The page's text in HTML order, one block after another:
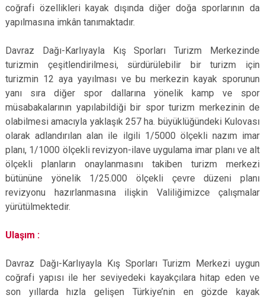
coğrafi özellikleri kayak dışında diğer doğa sporlarının da
yapılmasına imkân tanımaktadır.
Davraz Dağı-Karlıyayla Kış Sporları Turizm Merkezinde
turizmin çeşitlendirilmesi, sürdürülebilir bir turizm için
turizmin 12 aya yayılması ve bu merkezin kayak sporunun
yanı sıra diğer spor dallarına yönelik kamp ve spor
müsabakalarının yapılabildiği bir spor turizm merkezinin de
olabilmesi amacıyla yaklaşık 257 ha. büyüklüğündeki Kulovası
olarak adlandırılan alan ile ilgili 1/5000 ölçekli nazım imar
planı, 1/1000 ölçekli revizyon-ilave uygulama imar planı ve alt
ölçekli planların onaylanmasını takiben turizm merkezi
bütününe yönelik 1/25.000 ölçekli çevre düzeni planı
revizyonu hazırlanmasına ilişkin Valiliğimizce çalışmalar
yürütülmektedir.
Ulaşım :
Davraz Dağı-Karlıyayla Kış Sporları Turizm Merkezi uygun
coğrafi yapısı ile her seviyedeki kayakçılara hitap eden ve
son yıllarda hızla gelişen Türkiye’nin en gözde kayak